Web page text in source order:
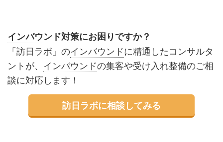
インバウンド対策にお困りですか？
「訪日ラボ」のインバウンドに精通したコンサルタ
ントが、 インバウンドの集客や受け入れ整備のご相
談に対応します！
訪日ラボに相談してみる